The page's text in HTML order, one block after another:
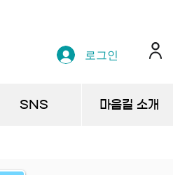
로그인
SNS 마음길 소개